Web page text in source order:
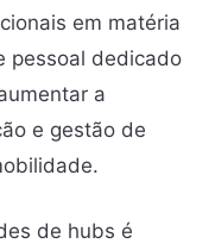
em matéria
pessoal dedicado
a
e gestão de
de hubs é